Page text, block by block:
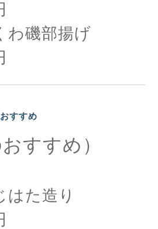
磯部揚げ
すすめ
すすめ）
はた造り